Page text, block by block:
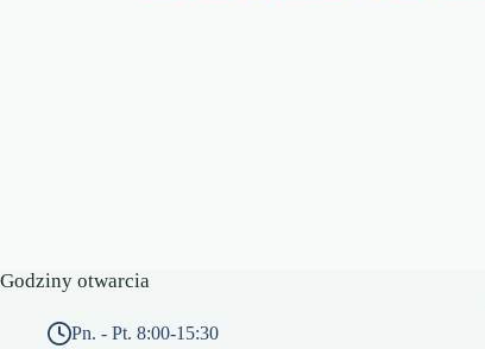
Godziny otwarcia
Pn. - Pt. 8:00-15:30